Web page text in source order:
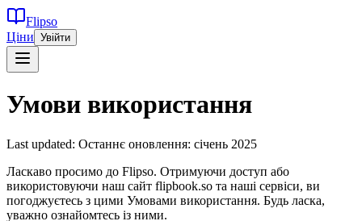
Flipso
Ціни Увійти
Умови використання
Last updated: Останнє оновлення: січень 2025
Ласкаво просимо до Flipso. Отримуючи доступ або
використовуючи наш сайт flipbook.so та наші сервіси, ви
погоджуєтесь з цими Умовами використання. Будь ласка,
уважно ознайомтесь із ними.